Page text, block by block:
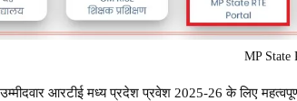
MP State
उम्मीदवार आरटीई मध्य प्रदेश प्रवेश 2025-26 के लिए